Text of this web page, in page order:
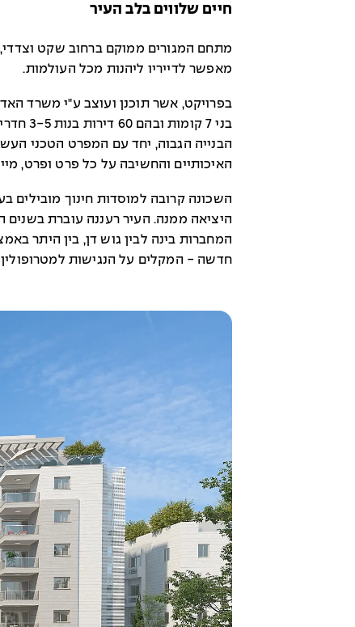
חיים שלווים בלב העיר
מתחם המגורים ממוקם ברחוב שקט
מאפשר לדייריו ליהנות מכל העולמות.
בפרויקט, אשר תוכנן ועוצב ע"י משרד
בני 7
הבנייה הגבוה, יחד עם המפרט הטכני
האיכותיים והחשיבה על כל פרט ופרט,
השכונה קרובה למוסדות חינוך מובילים
היציאה ממנה. העיר רעננה עוברת
חדשה - המקלים על הנגישות